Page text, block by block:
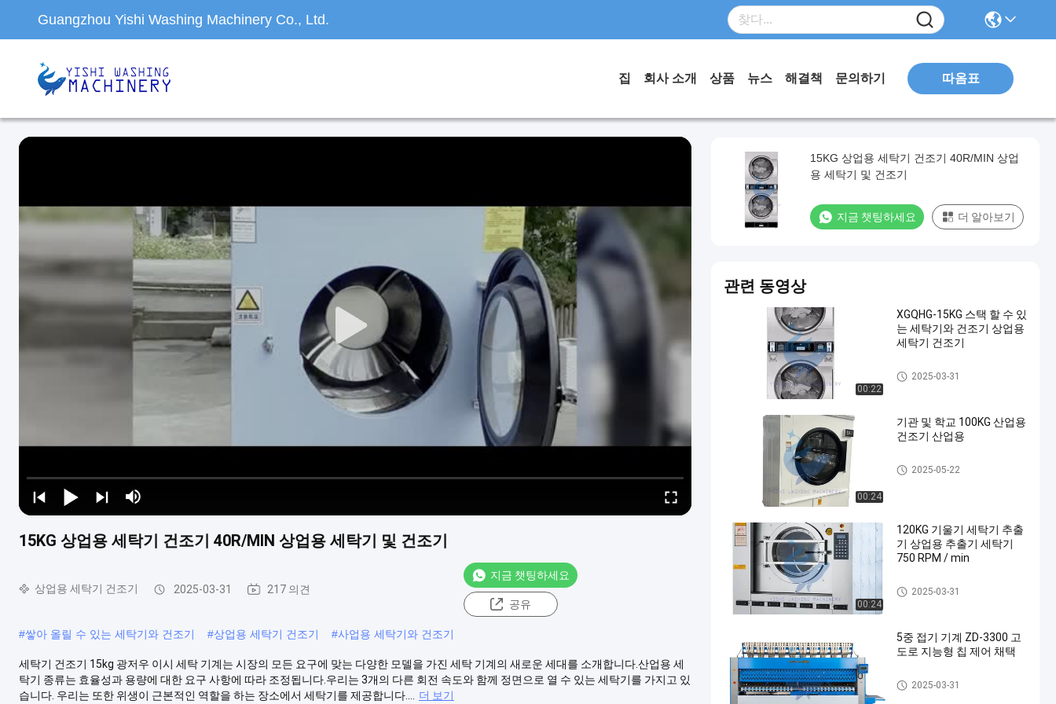
Guangzhou Yishi Washing Machinery Co., Ltd.
집 회사 소개 상품 뉴스 해결책 문의하기 따옴표
15KG 상업용 세탁기 건조기 40R/MIN 상업용 세탁기 및 건조기
상업용 세탁기 건조기 2025-03-31 217 의견
지금 챗팅하세요
공유
#쌓아 올릴 수 있는 세탁기와 건조기 #상업용 세탁기 건조기 #사업용 세탁기와 건조기
세탁기 건조기 15kg 광저우 이시 세탁 기계는 시장의 모든 요구에 맞는 다양한 모델을 가진 세탁 기계의 새로운 세대를 소개합니다.산업용 세
탁기 종류는 효율성과 용량에 대한 요구 사항에 따라 조정됩니다.우리는 3개의 다른 회전 속도와 함께 정면으로 열 수 있는 세탁기를 가지고 있
습니다. 우리는 또한 위생이 근본적인 역할을 하는 장소에서 세탁기를 제공합니다....
더 보기
15KG 상업용 세탁기 건조기 40R/MIN 상업
용 세탁기 및 건조기
지금 챗팅하세요 더 알아보기
관련 동영상
00:22
XGQHG-15KG 스택 할 수 있
는 세탁기와 건조기 상업용
세탁기 건조기
상업용 세탁기 건조기
2025-03-31
00:24
기관 및 학교 100KG 산업용
건조기 산업용
공업용 드라이어
2025-05-22
00:24
120KG 기울기 세탁기 추출
기 상업용 추출기 세탁기
750 RPM / min
세척기 추출기
2025-03-31
5중 접기 기계 ZD-3300 고
도로 지능형 칩 제어 채택
구부림 기계
2025-03-31